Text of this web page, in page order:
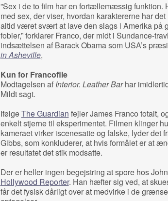
”Sex i de to film har en fortællemæssig
med sex, der viser, hvordan karaktererne har
altid været svært at lave den slags i Amerika på
fobier,” forklarer Franco, der midt i Sundance-
indsættelsen af Barack Obama som USA’s
in Asheville,
Kun for Francofile
Modtagelsen af Interior. Leather Barhar
Mildt sagt.
IfølgeThe Guardian fejler James Franco totalt,
enkelt stjerne til eksperimentet. Filmen klinger
kameraet virker iscenesatte og falske, lyder det
Gibbs, som konkluderer, at hvis formålet er at
er resultatet det stik modsatte.
Der er heller ingen begejstring at spore hos
Hollywood Reporter. Han hæfter sig ved, at
får det fysisk dårligt over at medvirke i de